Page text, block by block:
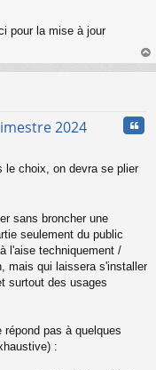
pour la mise à jour
au
2024
le choix, on devra se plier
sans broncher une
seulement du public
l'aise techniquement /
mais qui laissera s'installer
surtout des usages
pas à quelques
: